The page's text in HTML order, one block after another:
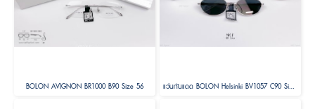
BOLON AVIGNON BR1000 B90 Size 56 แว่นกันแดด BOLON Helsinki BV1057 C90 Size 56 ( Foldable )